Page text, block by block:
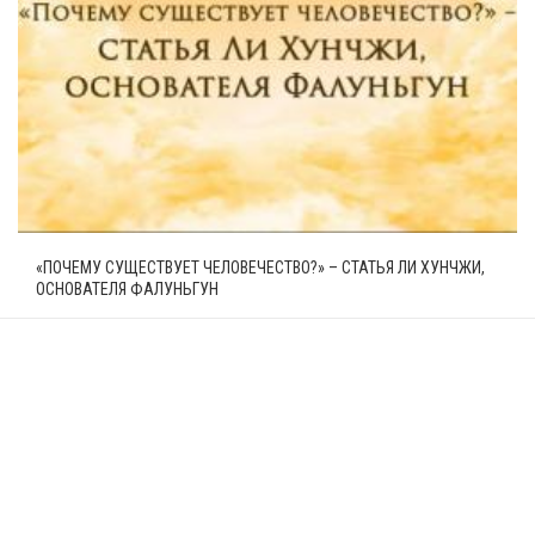
«ПОЧЕМУ СУЩЕСТВУЕТ ЧЕЛОВЕЧЕСТВО?» – СТАТЬЯ ЛИ ХУНЧЖИ,
ОСНОВАТЕЛЯ ФАЛУНЬГУН